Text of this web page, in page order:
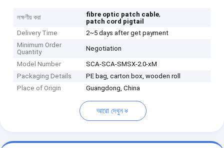
লক্ষণীয় করা fibre optic patch cable,
patch cord pigtail
Delivery Time
2~5 days after get payment
Minimum Order
Quantity
Negotiation
Model Number
SCA-SCA-SMSX-2.0-xM
Packaging Details
PE bag, carton box, wooden roll
Place of Origin
Guangdong, China
আরো দেখুন